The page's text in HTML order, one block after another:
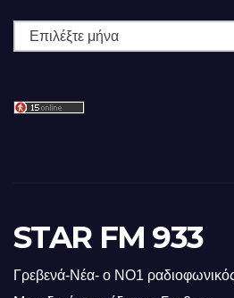
Ιστορικό
STAR FM 933
Γρεβενά-Νέα- ο ΝΟ1